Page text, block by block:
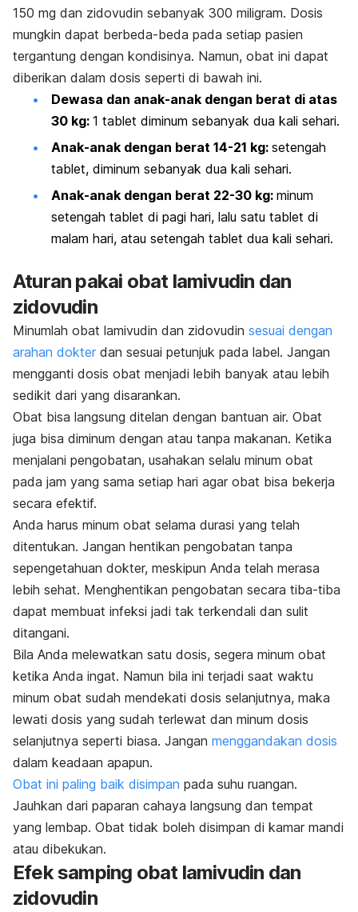
150 mg dan zidovudin sebanyak 300 miligram. Dosis
mungkin dapat berbeda-beda pada setiap pasien
tergantung dengan kondisinya. Namun, obat ini dapat
diberikan dalam dosis seperti di bawah ini.
Dewasa dan anak-anak dengan berat di atas
30 kg: 1 tablet diminum sebanyak dua kali sehari.
Anak-anak dengan berat 14-21 kg: setengah
tablet, diminum sebanyak dua kali sehari.
Anak-anak dengan berat 22-30 kg: minum
setengah tablet di pagi hari, lalu satu tablet di
malam hari, atau setengah tablet dua kali sehari.
Aturan pakai obat lamivudin dan
zidovudin
Minumlah obat lamivudin dan zidovudin sesuai dengan
arahan dokter dan sesuai petunjuk pada label. Jangan
mengganti dosis obat menjadi lebih banyak atau lebih
sedikit dari yang disarankan.
Obat bisa langsung ditelan dengan bantuan air. Obat
juga bisa diminum dengan atau tanpa makanan. Ketika
menjalani pengobatan, usahakan selalu minum obat
pada jam yang sama setiap hari agar obat bisa bekerja
secara efektif.
Anda harus minum obat selama durasi yang telah
ditentukan. Jangan hentikan pengobatan tanpa
sepengetahuan dokter, meskipun Anda telah merasa
lebih sehat. Menghentikan pengobatan secara tiba-tiba
dapat membuat infeksi jadi tak terkendali dan sulit
ditangani.
Bila Anda melewatkan satu dosis, segera minum obat
ketika Anda ingat. Namun bila ini terjadi saat waktu
minum obat sudah mendekati dosis selanjutnya, maka
lewati dosis yang sudah terlewat dan minum dosis
selanjutnya seperti biasa. Jangan menggandakan dosis
dalam keadaan apapun.
Obat ini paling baik disimpan pada suhu ruangan.
Jauhkan dari paparan cahaya langsung dan tempat
yang lembap. Obat tidak boleh disimpan di kamar mandi
atau dibekukan.
Efek samping obat lamivudin dan
zidovudin